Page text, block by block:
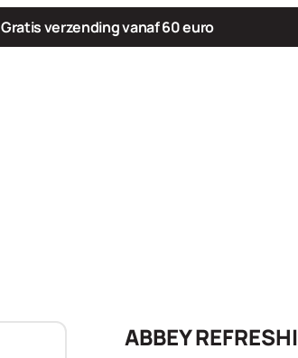
Gratis verzending vanaf 60 euro
ABBEY